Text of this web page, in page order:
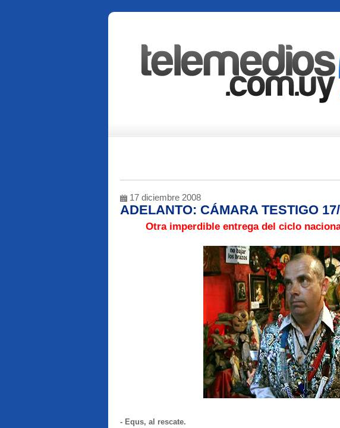
17 diciembre 2008
ADELANTO: CÁMARA TESTIGO
Otra imperdible entrega del ciclo
- Equs, al rescate.